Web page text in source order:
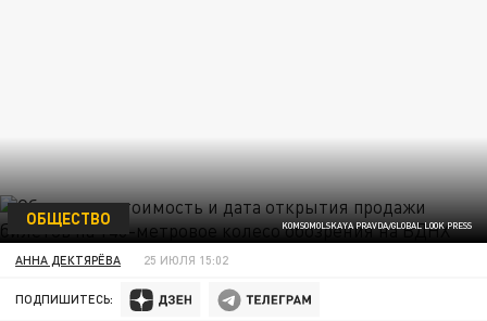
KOMSOMOLSKAYA PRAVDA/GLOBAL LOOK PRESS
ОБЩЕСТВО
АННА ДЕКТЯРЁВА 25 ИЮЛЯ 15:02
ПОДПИШИТЕСЬ: